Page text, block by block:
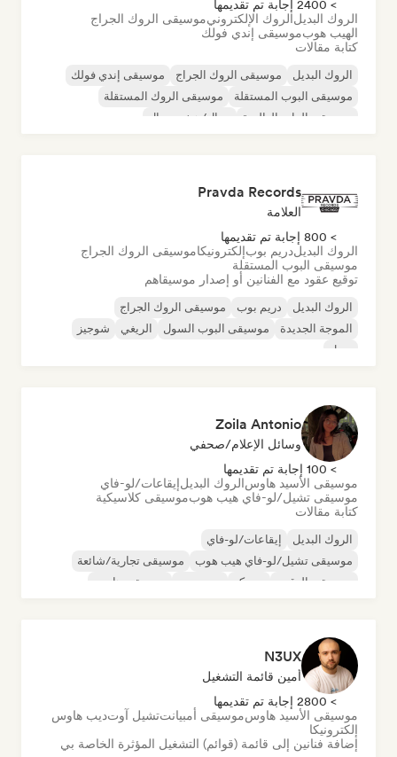
> 2400 إجابة تم تقديمها
الروك البديلالروك الإلكترونيموسيقى الروك الجراج
الهيب هوبموسيقى إندي فولك
كتابة مقالات
الروك البديل موسيقى الروك الجراج
موسيقى إندي فولك
موسيقى البوب المستقلة
موسيقى الروك المستقلة
موسيقى الراب العالمية
ميتال/هيفي ميتال
Pravda Records
العلامة
> 800 إجابة تم تقديمها
الروك البديلدريم بوبإلكترونيكاموسيقى الروك الجراج
موسيقى البوب المستقلة
توقيع عقود مع الفنانين أو إصدار موسيقاهم
الروك البديل دريم بوب
موسيقى الروك الجراج
الموجة الجديدة
موسيقى البوب السول الريغي
شوجيز
سول
Zoila Antonio
وسائل الإعلام/صحفي
> 100 إجابة تم تقديمها
موسيقى الأسيد هاوسالروك البديلإيقاعات/لو-فاي
موسيقى تشيل/لو-فاي هيب هوبموسيقى كلاسيكية
كتابة مقالات
الروك البديل
إيقاعات/لو-فاي
موسيقى تشيل/لو-فاي هيب هوب
موسيقى تجارية/شائعة
موسيقى الرقص
ديسكو موسيقى هاوس
N3UX
أمين قائمة التشغيل
> 2800 إجابة تم تقديمها
موسيقى الأسيد هاوسموسيقى أمبيانتتشيل آوتديب هاوس
إلكترونيكا
إضافة فنانين إلى قائمة (قوائم) التشغيل المؤثرة الخاصة بي